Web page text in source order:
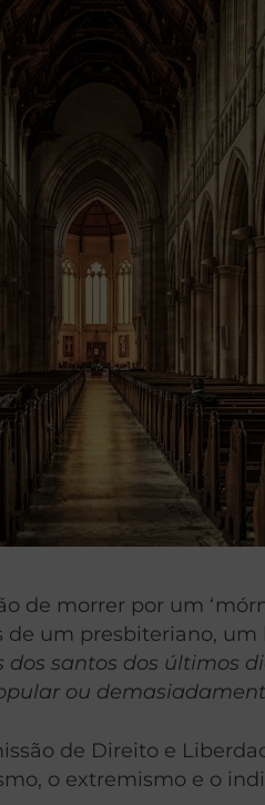
de morrer por um
de um presbiteriano,
santos dos últimos
ou
de Direito e
o extremismo e o